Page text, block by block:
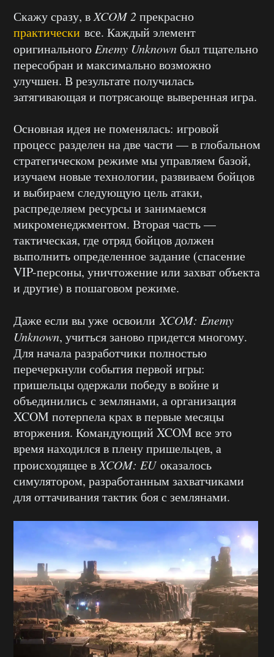
Скажу сразу, вXCOM 2 прекрасно
практически все. Каждый элемент
оригинальногоEnemy Unknown был тщательно
пересобран и максимально возможно
улучшен. В результате получилась
затягивающая и потрясающе выверенная игра.
Основная идея не поменялась: игровой
процесс разделен на две части — в глобальном
стратегическом режиме мы управляем базой,
изучаем новые технологии, развиваем бойцов
и выбираем следующую цель атаки,
распределяем ресурсы и занимаемся
микроменеджментом. Вторая часть —
тактическая, где отряд бойцов должен
выполнить определенное задание (спасение
VIP-персоны, уничтожение или захват объекта
и другие) в пошаговом режиме.
Даже если вы уже освоилиXCOM: Enemy
Unknown, учиться заново придется многому.
Для начала разработчики полностью
перечеркнули события первой игры:
пришельцы одержали победу в войне и
объединились с землянами, а организация
XCOM потерпела крах в первые месяцы
вторжения. Командующий XCOM все это
время находился в плену пришельцев, а
происходящее вXCOM: EUоказалось
симулятором, разработанным захватчиками
для оттачивания тактик боя с землянами.